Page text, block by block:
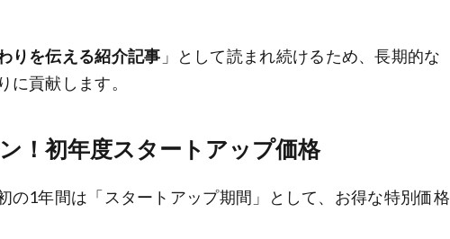
りを伝える紹介記事 」として読まれ続けるため、長期的な
貢献します。
！初年度スタートアップ価格
の1年間は「スタートアップ期間」として、お得な特別価格